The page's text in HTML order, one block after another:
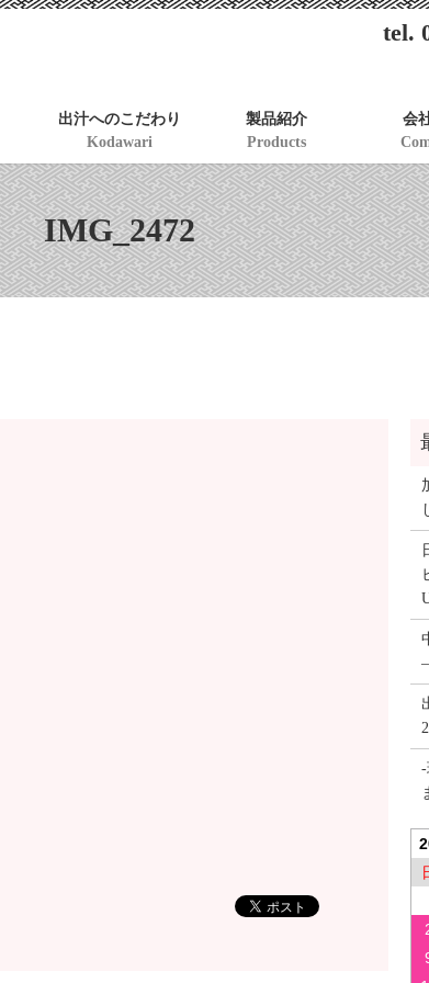
tel.
出汁へのこだわり
Kodawari
製品紹介
Products
会
IMG_2472
-